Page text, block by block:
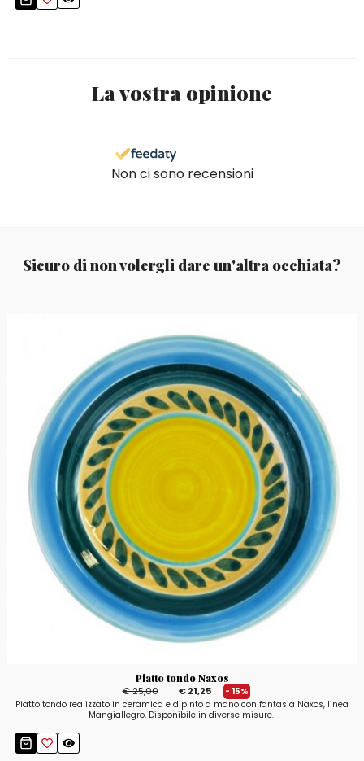
La vostra opinione
Non ci sono recensioni
Sicuro di non volergli dare un'altra occhiata?
Piatto tondo Naxos
€ 25,00
€ 21,25
- 15%
Piatto tondo realizzato in ceramica e dipinto a mano con fantasia Naxos, linea
Mangiallegro. Disponibile in diverse misure.